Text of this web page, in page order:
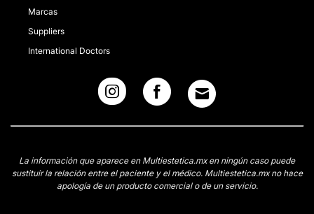
Marcas
Suppliers
International Doctors
La información que aparece en Multiestetica.mx en ningún caso puede
sustituir la relación entre el paciente y el médico. Multiestetica.mx no hace
apología de un producto comercial o de un servicio.